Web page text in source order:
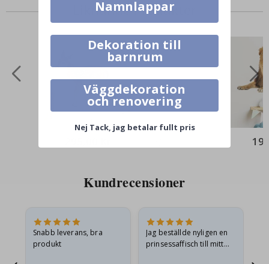
Liknande Produkter
Kundrecensioner
Snabb leverans, bra
produkt
Jag beställde nyligen en
prinsessaffisch till mitt
Namnlappar
Dekoration till
barnrum
Väggdekoration
och renovering
Nej Tack, jag betalar fullt pris